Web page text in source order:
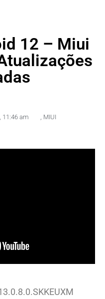
12 – Miui
, 11:46 am , MIUI